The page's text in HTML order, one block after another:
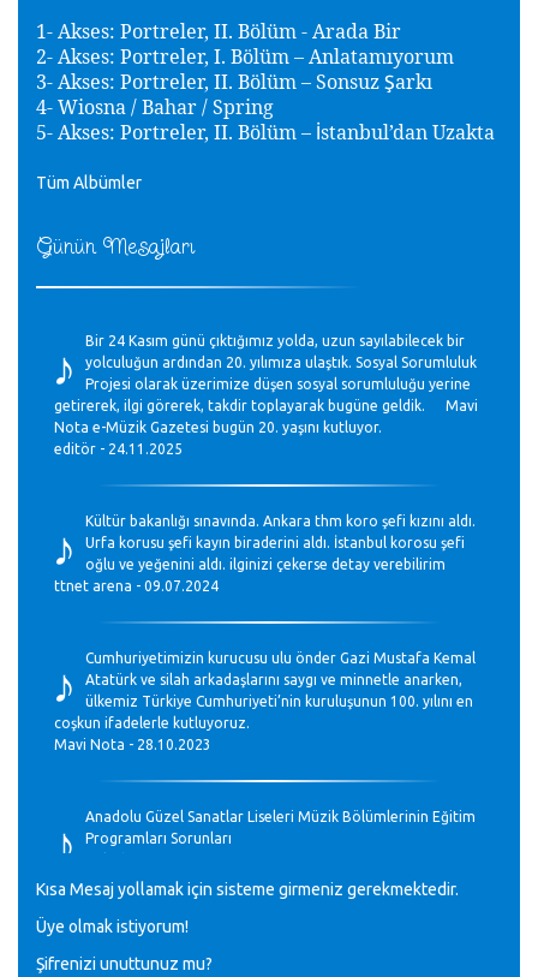
Günün Mesajları
♪
Bir 24 Kasım günü çıktığımız yolda, uzun sayılabilecek bir
yolculuğun ardından 20. yılımıza ulaştık. Sosyal Sorumluluk
Projesi olarak üzerimize düşen sosyal sorumluluğu yerine
getirerek, ilgi görerek, takdir toplayarak bugüne geldik. Mavi
Nota e-Müzik Gazetesi bugün 20. yaşını kutluyor.
editör - 24.11.2025
♪
Kültür bakanlığı sınavında. Ankara thm koro şefi kızını aldı.
Urfa korusu şefi kayın biraderini aldı. İstanbul korosu şefi
oğlu ve yeğenini aldı. ilginizi çekerse detay verebilirim
ttnet arena - 09.07.2024
♪
Cumhuriyetimizin kurucusu ulu önder Gazi Mustafa Kemal
Atatürk ve silah arkadaşlarını saygı ve minnetle anarken,
ülkemiz Türkiye Cumhuriyeti’nin kuruluşunun 100. yılını en
coşkun ifadelerle kutluyoruz.
Mavi Nota - 28.10.2023
♪
Anadolu Güzel Sanatlar Liseleri Müzik Bölümlerinin Eğitim
Programları Sorunları
♪
GEÇMİŞ OLSUN TÜRKİYE!
Mavi Nota - 07.02.2023
Kısa Mesaj yollamak için sisteme girmeniz gerekmektedir.
Üye olmak istiyorum!
Şifrenizi unuttunuz mu?
1- Akses: Portreler, II. Bölüm - Arada Bir
2- Akses: Portreler, I. Bölüm – Anlatamıyorum
3- Akses: Portreler, II. Bölüm – Sonsuz Şarkı
4- Wiosna / Bahar / Spring
5- Akses: Portreler, II. Bölüm – İstanbul’dan Uzakta
Tüm Albümler